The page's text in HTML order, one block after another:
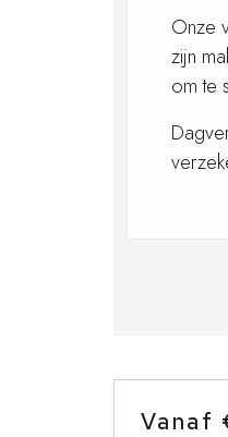
Onze
zijn
om te
Vanaf